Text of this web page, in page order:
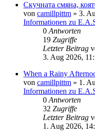
Скучната смяна,
von camillpittm » 3.
Informationen zu
0Antworten
19 Zugriffe
Letzter Beitrag
3. Aug 2026,
When a Rainy
von camillpittm » 1.
Informationen zu
0Antworten
32 Zugriffe
Letzter Beitrag
1. Aug 2026,